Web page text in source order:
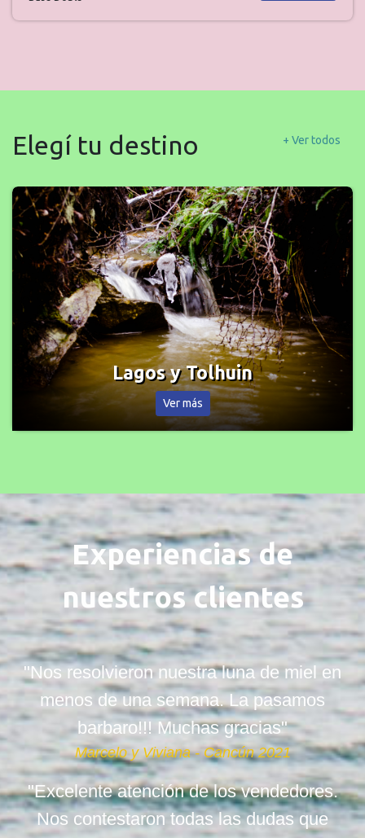
Elegí tu destino + Ver todos
La magia del Corazón de la Isla
Ver más
Experiencias de
nuestros clientes
"Nos resolvieron nuestra luna de miel en
menos de una semana. La pasamos
barbaro!!! Muchas gracias"
Marcelo y Viviana - Cancún 2021
"Excelente atención de los vendedores.
Nos contestaron todas las dudas que